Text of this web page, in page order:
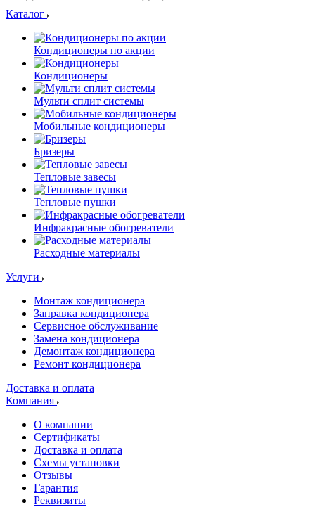
Каталог
Кондиционеры по акции
Кондиционеры
Мульти сплит системы
Мобильные кондиционеры
Бризеры
Тепловые завесы
Тепловые пушки
Инфракрасные обогреватели
Расходные материалы
Услуги
Монтаж кондиционера
Заправка кондиционера
Сервисное обслуживание
Замена кондиционера
Демонтаж кондиционера
Ремонт кондиционера
Доставка и оплата
Компания
О компании
Сертификаты
Доставка и оплата
Схемы установки
Отзывы
Гарантия
Реквизиты